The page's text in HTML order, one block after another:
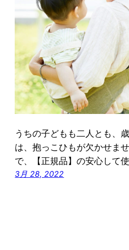
うちの子どもも二人とも、
は、抱っこひもが欠かせま
で、【正規品】の安心して
3月 28, 2022